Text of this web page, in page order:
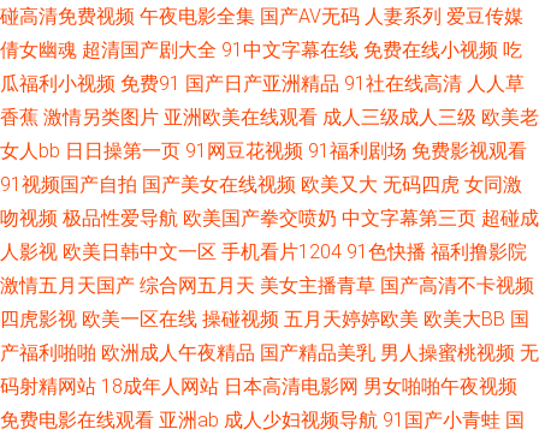
撸视频网站 国产日韩欧美色综合 91com男女操 东方AV在线正在进入 手机免
费福利视频91 日韩国产成人久久色 午夜精品久久99 影音先锋日韩av 亚洲有
码啪啪视频 亚洲狼友AV 午夜VT影院 日韩精品一区二区亚洲 欧美精品麻豆久
久 夜夜福利社 老湿直播网站 伦理深喉 极品91福利 国产ts赵恩静 福利姬91
网站 岛国高清区一区二在线 不卡二区 久久成人欧美 久久韩国精品 亚韩视频
欧美亚视频 国产精品久久情趣酒店 亚洲第一夜页 91系列国产视频在线 91视
拍 91熟女91 91国精产品视频 最新91视频老司机 91传媒免费 影音先锋秋霞
碰高清免费视频 午夜电影全集 国产AV无码 人妻系列 爱豆传媒
倩女幽魂 超清国产剧大全 91中文字幕在线 免费在线小视频 吃
瓜福利小视频 免费91 国产日产亚洲精品 91社在线高清 人人草
香蕉 激情另类图片 亚洲欧美在线观看 成人三级成人三级 欧美老
女人bb 日日操第一页 91网豆花视频 91福利剧场 免费影视观看
91视频国产自拍 国产美女在线视频 欧美又大 无码四虎 女同激
吻视频 极品性爱导航 欧美国产拳交喷奶 中文字幕第三页 超碰成
人影视 欧美日韩中文一区 手机看片1204 91色快播 福利撸影院
激情五月天国产 综合网五月天 美女主播青草 国产高清不卡视频
四虎影视 欧美一区在线 操碰视频 五月天婷婷欧美 欧美大BB 国
产福利啪啪 欧洲成人午夜精品 国产精品美乳 男人操蜜桃视频 无
码射精网站 18成年人网站 日本高清电影网 男女啪啪午夜视频
免费电影在线观看 亚洲ab 成人少妇视频导航 91国产小青蛙 国